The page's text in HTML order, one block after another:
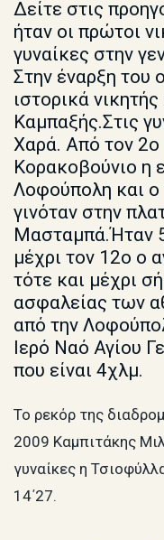
Δείτε στις
ήταν οι πρώτοι
γυναίκες στην
Στην έναρξη του
ιστορικά
Καμπαξής.Στις
Χαρά. Από τον 2ο
Κορακοβούνιο η
Λοφούπολη και ο
γινόταν στην
Μασταμπά.Ήταν
μέχρι τον 12ο ο
τότε και μέχρι
ασφαλείας των
από την
Ιερό Ναό Αγίου
που είναι 4χλμ.
Το ρεκόρ της
2009 Καμπιτάκης
γυναίκες η
14΄27.